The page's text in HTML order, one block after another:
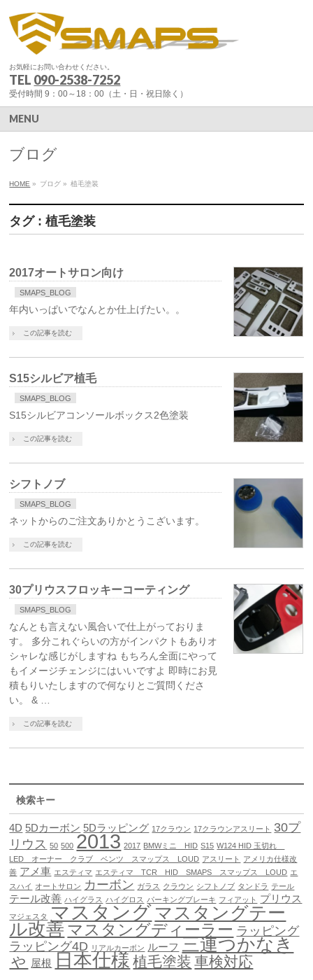
お気軽にお問い合わせください。
TEL 090-2538-7252
受付時間 9：00～18：00（土・日・祝日除く）
MENU
ブログ
HOME » ブログ » 植毛塗装
タグ : 植毛塗装
2017オートサロン向け
SMAPS_BLOG
年内いっぱいでなんとか仕上げたい。。
この記事を読む
S15シルビア植毛
SMAPS_BLOG
S15シルビアコンソールボックス2色塗装
この記事を読む
シフトノブ
SMAPS_BLOG
ネットからのご注文ありかとうこざいます。
この記事を読む
30プリウスフロッキーコーティング
SMAPS_BLOG
なんとも言えない風合いで仕上がっておりま
す。 多分これぐらいの方がインパクトもありオ
シャレな感じがしますね もちろん全面にやって
もイメージチェンジにはいいですよ 即時にお見
積もりいたしますので何なりとご質問くださ
い。 & …
この記事を読む
検索キー
4D 5Dカーボン 5Dラッピング 17クラウン 17クラウンアスリート
30プ
リウス
50 500 2013 2017 BMWミニ HID S15 W124 HID 玉切れ
LED オーナー クラブ ベンツ スマップス LOUD アスリート
アメリカ仕様改
善 アメ車 エスティマ エスティマ TCR HID SMAPS スマップス LOUD エ
スハイ オートサロン カーボン ガラス クラウン シフトノブ タンドラ テール
テール改善 ハイグラス ハイグロス パーキングブレーキ フィアット プリウス
マジェスタ マスタング マスタングテー
ル改善 マスタングディーラー ラッピング
ラッピング4D リアルカーボン ルーフ 三連つかなき
ゃ 屋根 日本仕様 植毛塗装 車検対応